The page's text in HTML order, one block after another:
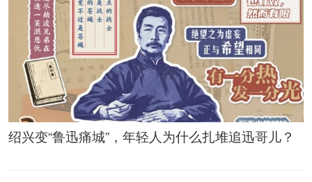
绍兴变“鲁迅痛城”，年轻人为什么扎堆追迅哥儿？